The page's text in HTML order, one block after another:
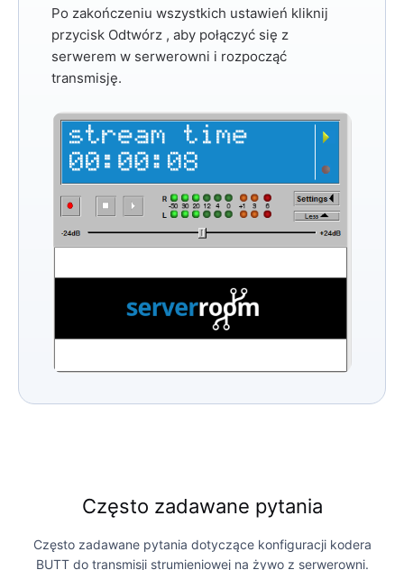
Po zakończeniu wszystkich ustawień kliknij
przycisk Odtwórz , aby połączyć się z
serwerem w serwerowni i rozpocząć
transmisję.
Często zadawane pytania
Często zadawane pytania dotyczące konfiguracji kodera
BUTT do transmisji strumieniowej na żywo z serwerowni.